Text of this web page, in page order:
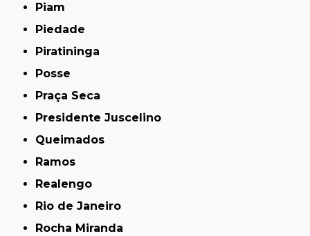
Piam
Piedade
Piratininga
Posse
Praça Seca
Presidente Juscelino
Queimados
Ramos
Realengo
Rio de Janeiro
Rocha Miranda